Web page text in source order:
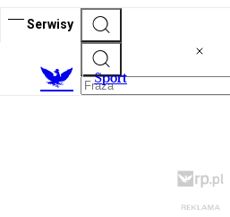
Serwisy
Sport